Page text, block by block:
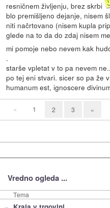
resničnem življenju, brez skrbi
blo premišljeno dejanje, nisem
niti načrtovano (nisem kupla
glede na to da do zdaj nisem
mi pomoje nebo nevem kak
.
starše vpletat v to pa nevem
po tej eni stvari. sicer so pa že
humanum est, ignoscere
« 1 2 3 »
Vredno ogleda ...
Tema